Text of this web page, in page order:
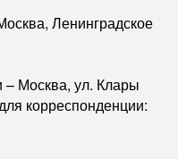
Ленинградское
Москва, ул. Клары
корреспонденции: